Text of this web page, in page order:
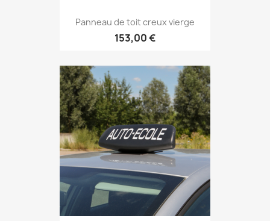
Panneau de toit creux vierge
153,00 €